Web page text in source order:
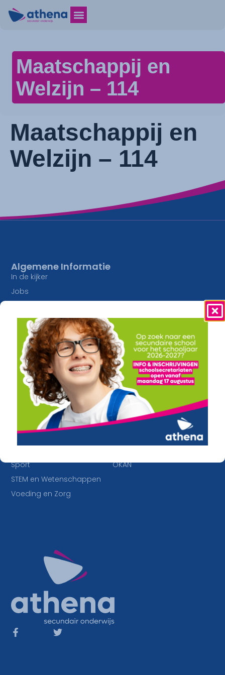
Maatschappij en
Welzijn – 114
Maatschappij en
Welzijn – 114
Onze Campussen
athena Pottelberg
athena Drie Hofsteden
athena Heule
Buitengewoon onderwijs
OKAN
Lesaanbod
Algemene vorming
Creatief
Constructie en Techniek
Economie en Maatschappij
Sport
STEM en Wetenschappen
Voeding en Zorg
Algemene Informatie
In de kijker
Jobs
Inschrijvingen